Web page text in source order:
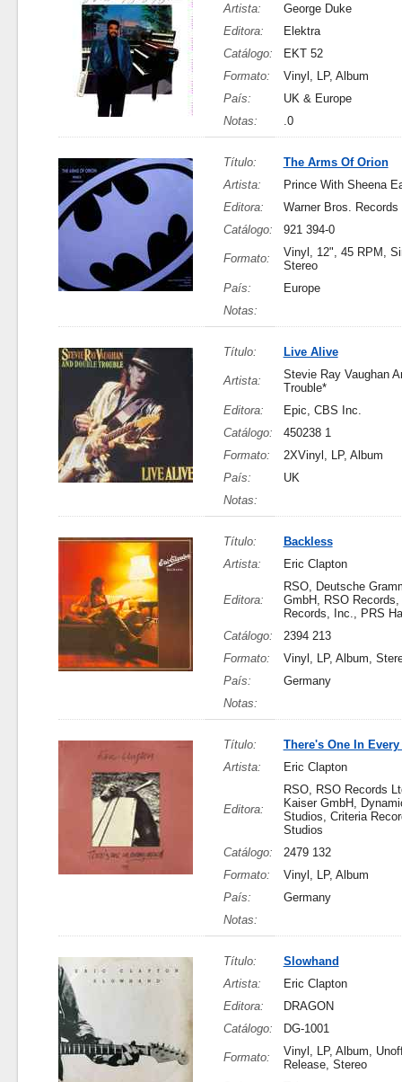
Artista:
George Duke
Editora:
Elektra
Catálogo:
EKT 52
Formato:
Vinyl, LP, Album
País:
UK & Europe
Notas:
.0
Título:
The Arms Of Orion
Artista:
Prince With Sheena
Editora:
Warner Bros. Records
Catálogo:
921 394-0
Formato:
Vinyl, 12", 45 RPM,
Stereo
País:
Europe
Notas:
Título: Live Alive
Artista:
Stevie Ray Vaughan
Trouble*
Editora:
Epic, CBS Inc.
Catálogo:
450238 1
Formato:
2XVinyl, LP, Album
País:
UK
Notas:
Título:
Backless
Artista:
Eric Clapton
Editora:
RSO, Deutsche
GmbH, RSO
Records, Inc., PRS
Catálogo:
2394 213
Formato:
Vinyl, LP, Album,
País:
Germany
Notas:
Título:
There's One In
Artista:
Eric Clapton
Editora:
RSO, RSO Records
Kaiser GmbH,
Studios, Criteria
Studios
Catálogo:
2479 132
Formato:
Vinyl, LP, Album
País:
Germany
Notas:
Título:
Slowhand
Artista:
Eric Clapton
Editora:
DRAGON
Catálogo:
DG-1001
Formato:
Vinyl, LP, Album,
Release, Stereo